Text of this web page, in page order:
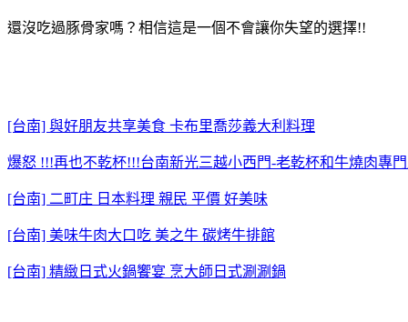
還沒吃過豚骨家嗎？相信這是一個不會讓你失望的選擇!!
[台南] 與好朋友共享美食 卡布里喬莎義大利料理
爆怒 !!!再也不乾杯!!!台南新光三越小西門-老乾杯和牛燒肉專
[台南] 二町庄 日本料理 親民 平價 好美味
[台南] 美味牛肉大口吃 美之牛 碳烤牛排館
[台南] 精緻日式火鍋饗宴 烹大師日式涮涮鍋